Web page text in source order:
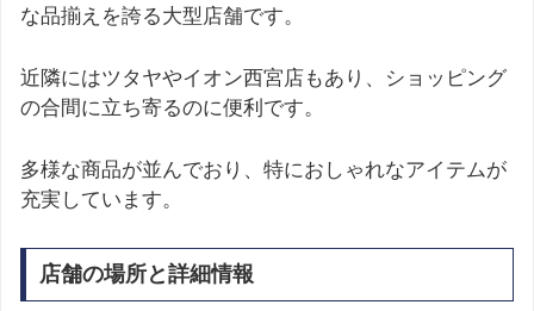
な品揃えを誇る大型店舗です。
近隣にはツタヤやイオン西宮店もあり、ショッピング
の合間に立ち寄るのに便利です。
多様な商品が並んでおり、特におしゃれなアイテムが
充実しています。
店舗の場所と詳細情報